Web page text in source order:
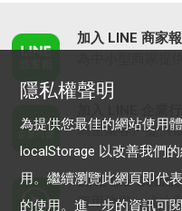
加入 LINE 商家報
為企業客戶提供
LINE Biz-
實用教學、成功
隱私權聲明
為提供您最佳的網站使用
localStorage 以改善我們
用。繼續瀏覽此網頁即代
的使用。進一步的資訊可